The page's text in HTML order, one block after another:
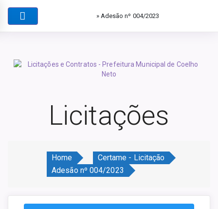
» Adesão nº 004/2023
Licitações
Home
Certame - Licitação
Adesão nº 004/2023